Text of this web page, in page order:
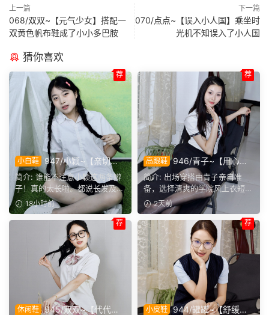
上一篇
068/双双~【元气少女】搭配一
双黄色帆布鞋成了小小多巴胺
下一篇
070/点点~【误入小人国】乘坐时
光机不知误入了小人国
猜你喜欢
小白鞋
947/小颖~【亲切大
方】神情温和从容，是印象里
邻家女孩的样子，温顺恬静，
越看越舒服。
简介: 谁能不注意小颖这两条辫
子！真的太长啦。都说长发及
腰，她这编好的麻花辫，...
18小时前
荐
高跟鞋
946/青子~【用心准
备】来看青子亲自准备的整套
穿搭，经典学院风上身，这套
上身效果很合意。
简介: 出场穿搭由青子亲自准
备，选择清爽的学院风上衣短
裙。两双同款材质的袜子，...
2天前
荐
休闲鞋 945/双双~【代代相
荐
小皮鞋 944/罐罐~【舒缓筋
荐